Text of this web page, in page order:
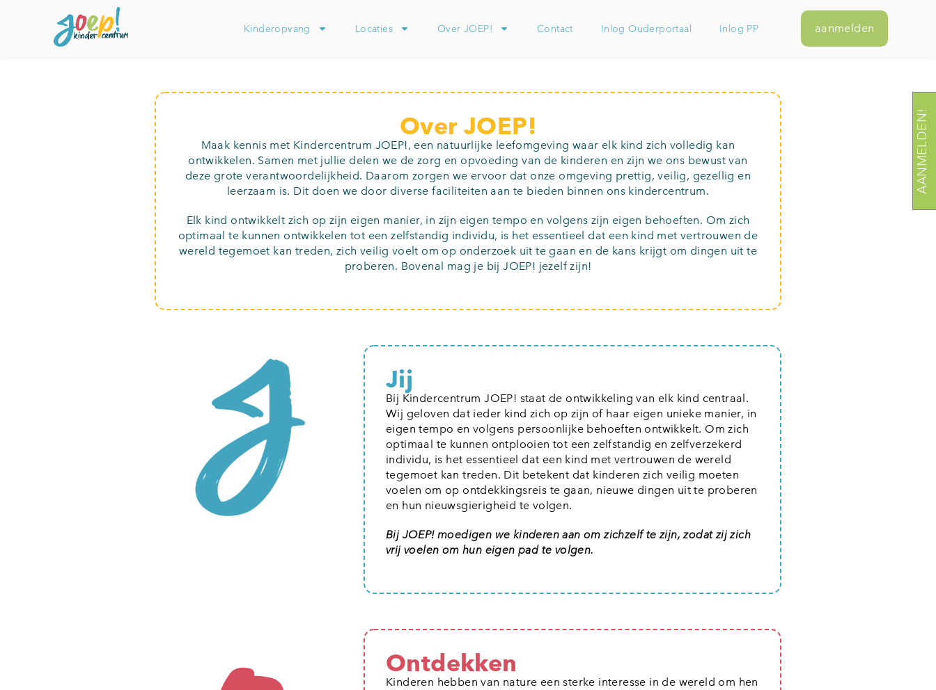
Kinderopvang Locaties Over JOEP! Contact Inlog Ouderportaal Inlog PP aanmelden
Over JOEP!
Maak kennis met Kindercentrum JOEP!, een natuurlijke leefomgeving waar elk kind zich volledig kan
ontwikkelen. Samen met jullie delen we de zorg en opvoeding van de kinderen en zijn we ons bewust van
deze grote verantwoordelijkheid. Daarom zorgen we ervoor dat onze omgeving prettig, veilig, gezellig en
leerzaam is. Dit doen we door diverse faciliteiten aan te bieden binnen ons kindercentrum.
Elk kind ontwikkelt zich op zijn eigen manier, in zijn eigen tempo en volgens zijn eigen behoeften. Om zich
optimaal te kunnen ontwikkelen tot een zelfstandig individu, is het essentieel dat een kind met vertrouwen de
wereld tegemoet kan treden, zich veilig voelt om op onderzoek uit te gaan en de kans krijgt om dingen uit te
proberen. Bovenal mag je bij JOEP! jezelf zijn!
Jij
Bij Kindercentrum JOEP! staat de ontwikkeling van elk kind centraal.
Wij geloven dat ieder kind zich op zijn of haar eigen unieke manier, in
eigen tempo en volgens persoonlijke behoeften ontwikkelt. Om zich
optimaal te kunnen ontplooien tot een zelfstandig en zelfverzekerd
individu, is het essentieel dat een kind met vertrouwen de wereld
tegemoet kan treden. Dit betekent dat kinderen zich veilig moeten
voelen om op ontdekkingsreis te gaan, nieuwe dingen uit te proberen
en hun nieuwsgierigheid te volgen.
Bij JOEP! moedigen we kinderen aan om zichzelf te zijn, zodat zij zich
vrij voelen om hun eigen pad te volgen.
Ontdekken
Kinderen hebben van nature een sterke interesse in de wereld om hen
AANMELDEN!